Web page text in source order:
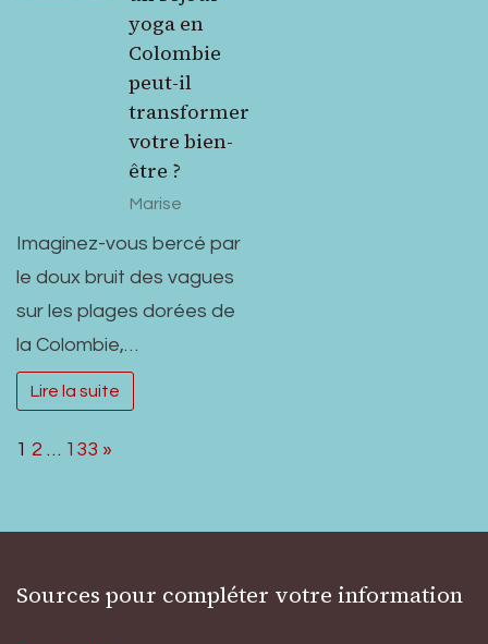
yoga en
Colombie
peut-il
transformer
votre bien-
être ?
Marise
Imaginez-vous bercé par
le doux bruit des vagues
sur les plages dorées de
la Colombie,…
Lire la suite
Page:
1 2 … 133 Next
»
Sources pour compléter votre information